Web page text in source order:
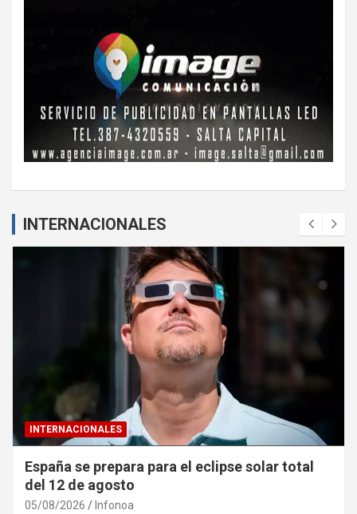
INTERNACIONALES
INTERNACIONALES
España se prepara para el eclipse solar total
del 12 de agosto
05/08/2026 Infonoa